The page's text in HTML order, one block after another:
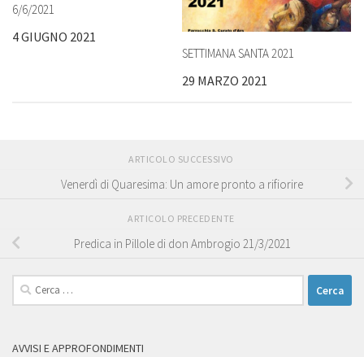
6/6/2021
4 GIUGNO 2021
SETTIMANA SANTA 2021
29 MARZO 2021
ARTICOLO SUCCESSIVO
Venerdì di Quaresima: Un amore pronto a rifiorire
ARTICOLO PRECEDENTE
Predica in Pillole di don Ambrogio 21/3/2021
Ricerca
per:
AVVISI E APPROFONDIMENTI